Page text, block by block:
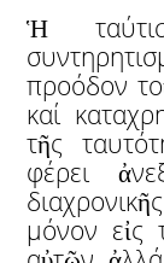
Ἡ
προόδον
καί
τῆς
φέρει
μόνον εἰς